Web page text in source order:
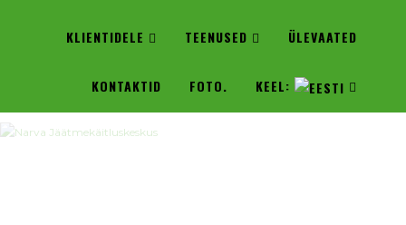
KLIENTIDELE TEENUSED ÜLEVAATED
KONTAKTID FOTO. KEEL: